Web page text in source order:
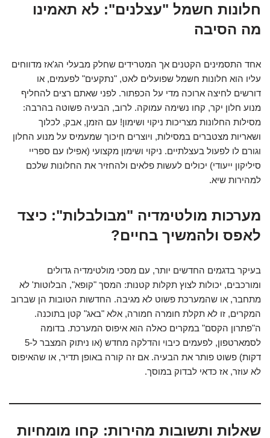
חלונות חשמל "עצלנים": לא תאמינו
מה הסיבה
אחד התסמינים הקטנים אך המטרידים שחלק מבעלי הג'אז מדווחים
עליו הוא חלונות חשמל שפועלים לאט, "נתקעים" לפעמים, או
דורשים לחיצה ארוכה מדי על הכפתור. לפני שאתם רצים להחליף
מנוע חלון יקר, קחו נשימה עמוקה. לרוב, הבעיה פשוטה בהרבה:
מסילות החלונות מצריכות ניקוי ושימון! עם הזמן, אבק, לכלוך
ושאריות מצטברים במסילות, ויוצרים חיכוך שמעמיס על מנוע החלון
וגורם לו לפעול בעצלתיים. ניקוי ושימון מקצועי (אפילו עם ספריי
סיליקון ייעודי) יכולים לעשות פלאים ולהחזיר את החלונות שלכם
למהירות שיא.
מערכות מולטימדיה "מבולבלות": כיצד
לאפס ולהמשיך בחיים?
בעיקר בדגמים החדשים יותר, עם מסכי מולטימדיה גדולים
ומורכבים, יכולות לצוץ תקלות קטנות: המסך "קופא", הבלוטות' לא
מתחבר, או שהמערכת פשוט לא מגיבה. החדשות הטובות הן שברוב
המקרים, זו לא תקלת חומרה חמורה, אלא "באג" קטן בתוכנה.
ה"פתרון הקסם" במקרים כאלה הוא איפוס המערכת. בדומה
לסמארטפון, לפעמים כיבוי והדלקה מחדש (או ניתוק המצבר ל-5
דקות) פשוט פותר את הבעיה. אם זה קורה באופן תדיר, או שהאיפוס
לא עוזר, אז כדאי לבדוק במוסך.
שאלות ותשובות מהירות: קחו מומחיות